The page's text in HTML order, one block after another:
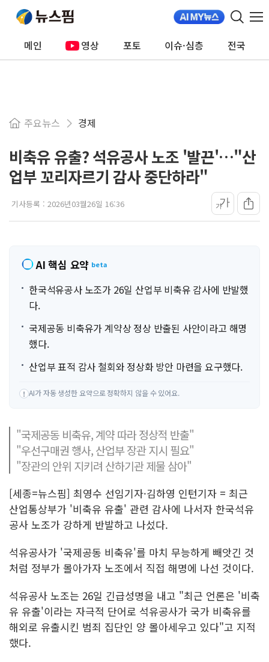
메인 영상 포토 이슈·심층 전국
주요뉴스 경제
비축유 유출? 석유공사 노조 '발끈'…"산
업부 꼬리자르기 감사 중단하라"
기사등록 : 2026년03월26일 16:36 가가
AI 핵심 요약 beta
한국석유공사 노조가 26일 산업부 비축유 감사에 반발했
다.
국제공동 비축유가 계약상 정상 반출된 사안이라고 해명
했다.
산업부 표적 감사 철회와 정상화 방안 마련을 요구했다.
! AI가 자동 생성한 요약으로 정확하지 않을 수 있어요.
"국제공동 비축유, 계약 따라 정상적 반출"
"우선구매권 행사, 산업부 장관 지시 필요"
"장관의 안위 지키려 산하기관 제물 삼아"
[세종=뉴스핌] 최영수 선임기자·김하영 인턴기자 = 최근
산업통상부가 '비축유 유출' 관련 감사에 나서자 한국석유
공사 노조가 강하게 반발하고 나섰다.
석유공사가 '국제공동 비축유'를 마치 무능하게 빼앗긴 것
처럼 정부가 몰아가자 노조에서 직접 해명에 나선 것이다.
석유공사 노조는 26일 긴급성명을 내고 "최근 언론은 '비축
유 유출'이라는 자극적 단어로 석유공사가 국가 비축유를
해외로 유출시킨 범죄 집단인 양 몰아세우고 있다"고 지적
했다.